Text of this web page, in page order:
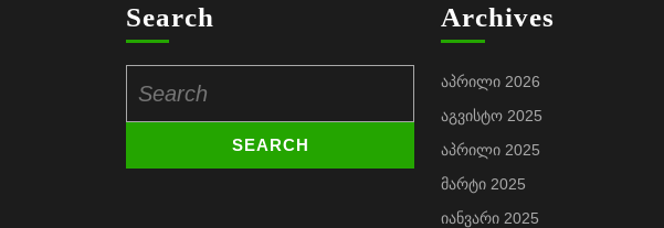
Search
for:
Archives
აპრილი 2026
აგვისტო 2025
აპრილი 2025
მარტი 2025
იანვარი 2025